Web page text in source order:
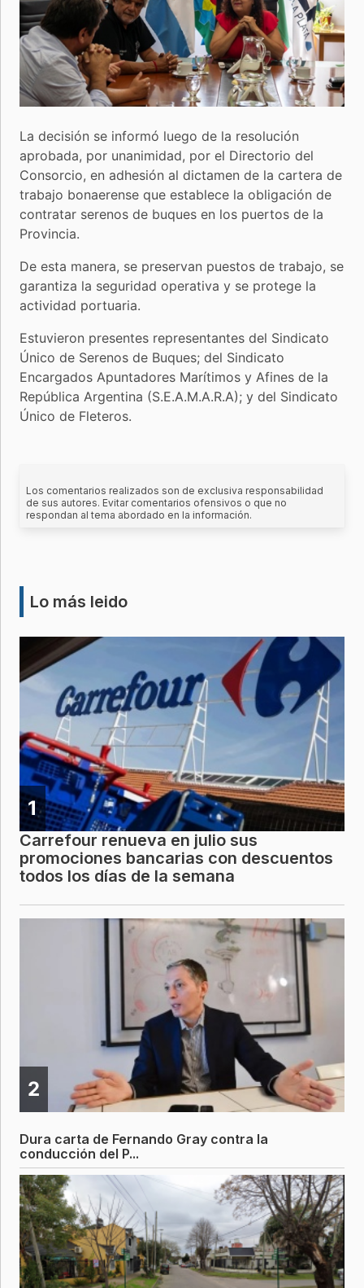
La decisión se informó luego de la resolución
aprobada, por unanimidad, por el Directorio del
Consorcio, en adhesión al dictamen de la cartera de
trabajo bonaerense que establece la obligación de
contratar serenos de buques en los puertos de la
Provincia.
De esta manera, se preservan puestos de trabajo, se
garantiza la seguridad operativa y se protege la
actividad portuaria.
Estuvieron presentes representantes del Sindicato
Único de Serenos de Buques; del Sindicato
Encargados Apuntadores Marítimos y Afines de la
República Argentina (S.E.A.M.A.R.A); y del Sindicato
Único de Fleteros.
Los comentarios realizados son de exclusiva responsabilidad
de sus autores. Evitar comentarios ofensivos o que no
respondan al tema abordado en la información.
Lo más leido
1
Carrefour renueva en julio sus
promociones bancarias con descuentos
todos los días de la semana
2
Dura carta de Fernando Gray contra la
conducción del P...